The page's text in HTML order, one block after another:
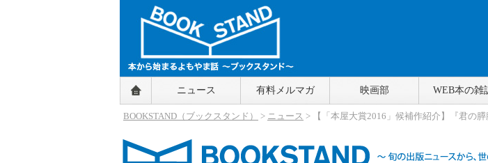
BOOKSTAND（ブックスタンド）
～本から始まるよもやま話～
BOOKSTAND（ブ
ニュース 有料メルマガ 映画部 WEB本の雑
BOOKSTAND（ブックスタンド） > ニュース > 【「本屋大賞2016」候補作紹介】『君の